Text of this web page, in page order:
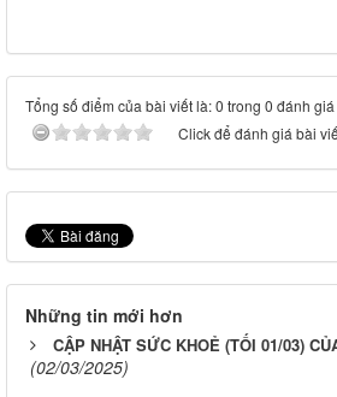
Tổng số điểm của bài viết là: 0 trong 0 đánh giá
Click để đánh giá bài
Những tin mới hơn
CẬP NHẬT SỨC KHOẺ (TỐI 01/03)
(02/03/2025)